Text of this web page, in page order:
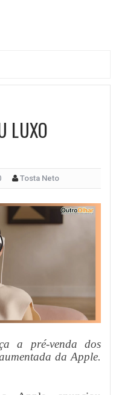
LUXO
Tosta Neto
a pré-venda dos
da Apple.